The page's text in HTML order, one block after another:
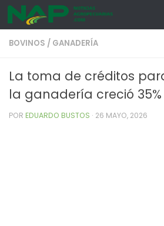
Skip to content
BOVINOS / GANADERÍA
La toma de créditos
la ganadería creció
POR EDUARDO BUSTOS · 26 MAYO, 2026